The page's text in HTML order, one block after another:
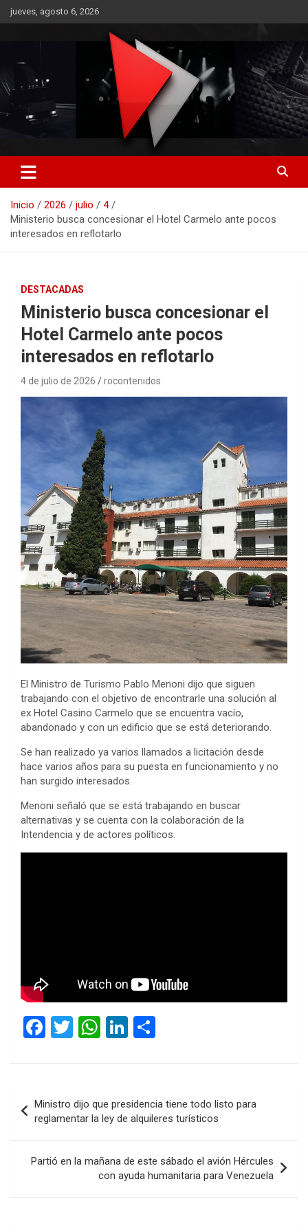
Saltar
al
jueves, agosto 6, 2026
RO CONTENIDOS
Inicio 2026 julio
4
Ministerio busca concesionar el Hotel Carmelo ante pocos
interesados en reflotarlo
DESTACADAS
Ministerio busca concesionar el
Hotel Carmelo ante pocos
interesados en reflotarlo
4 de julio de 2026 rocontenidos
El Ministro de Turismo Pablo Menoni dijo que siguen
trabajando con el objetivo de encontrarle una solución al
ex Hotel Casino Carmelo que se encuentra vacío,
abandonado y con un edificio que se está deteriorando.
Se han realizado ya varios llamados a licitación desde
hace varios años para su puesta en funcionamiento y no
han surgido interesados.
Menoni señaló que se está trabajando en buscar
alternativas y se cuenta con la colaboración de la
Intendencia y de actores políticos.
F
ce
b
o
o
k
T
tt
er
W
at
A
p
p
Li
ke
dI
n
m
p
ar
tir
de
entradas
Ministro dijo que presidencia tiene todo listo para
reglamentar la ley de alquileres turísticos
Partió en la mañana de este sábado el avión Hércules
con ayuda humanitaria para Venezuela